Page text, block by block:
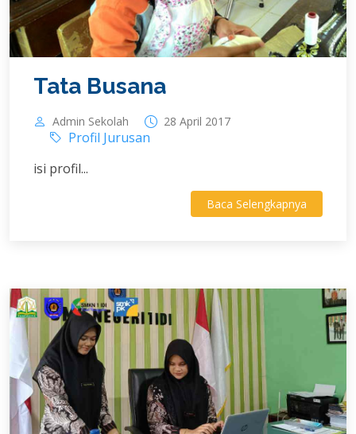
Tata Busana
Admin Sekolah 28 April 2017
Profil Jurusan
isi profil...
Baca Selengkapnya